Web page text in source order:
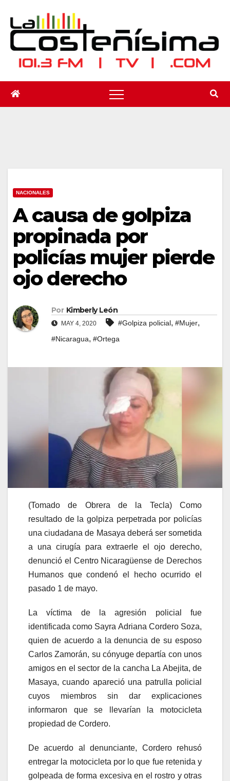
contenido
NACIONALES
A causa de golpiza
propinada por
policías mujer pierde
ojo derecho
Por Kimberly León
MAY 4, 2020 #Golpiza policial, #Mujer,
#Nicaragua, #Ortega
(Tomado de Obrera de la Tecla) Como
resultado de la golpiza perpetrada por policías
una ciudadana de Masaya deberá ser sometida
a una cirugía para extraerle el ojo derecho,
denunció el Centro Nicaragüense de Derechos
Humanos que condenó el hecho ocurrido el
pasado 1 de mayo.
La víctima de la agresión policial fue
identificada como Sayra Adriana Cordero Soza,
quien de acuerdo a la denuncia de su esposo
Carlos Zamorán, su cónyuge departía con unos
amigos en el sector de la cancha La Abejita, de
Masaya, cuando apareció una patrulla policial
cuyos miembros sin dar explicaciones
informaron que se llevarían la motocicleta
propiedad de Cordero.
De acuerdo al denunciante, Cordero rehusó
entregar la motocicleta por lo que fue retenida y
golpeada de forma excesiva en el rostro y otras